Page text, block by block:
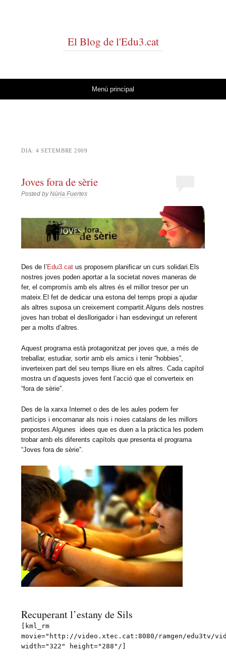
El Blog de l'Edu3.cat
Menú principal
DIA:4 SETEMBRE 2009
Joves fora de sèrie
Posted byNúria Fuertes
Des de l’Edu3.cat us proposem planificar un curs solidari.Els
nostres joves poden aportar a la societat noves maneras de
fer, el compromís amb els altres és el millor tresor per un
mateix.El fet de dedicar una estona del temps propi a ajudar
als altres suposa un creixement compartit.Alguns dels nostres
joves han trobat el desllorigador i han esdevingut un referent
per a molts d’altres.
Aquest programa està protagonitzat per joves que, a més de
treballar, estudiar, sortir amb els amics i tenir “hobbies”,
inverteixen part del seu temps lliure en els altres. Cada capítol
mostra un d’aquests joves fent l’acció que el converteix en
“fora de sèrie”.
Des de la xarxa Internet o des de les aules podem fer
partícips i encomanar als nois i noies catalans de les millors
propostes.Algunes idees que es duen a la pràctica les podem
trobar amb els diferents capítols que presenta el programa
“Joves fora de sèrie”.
Recuperant l’estany de Sils
[kml_rm
movie="http://video.xtec.cat:8080/ramgen/edu3tv/
width="322" height="288"/]